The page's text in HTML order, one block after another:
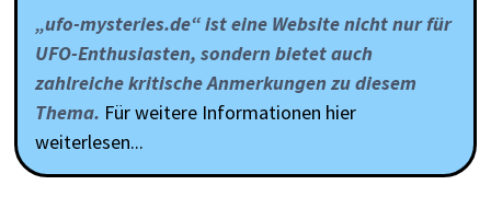
„ufo-mysteries.de“ ist eine Website nicht nur für
UFO-Enthusiasten, sondern bietet auch
zahlreiche kritische Anmerkungen zu diesem
Thema. Für weitere Informationen hier
weiterlesen...